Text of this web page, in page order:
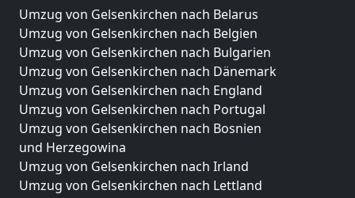
Umzug von Gelsenkirchen nach Belarus
Umzug von Gelsenkirchen nach Belgien
Umzug von Gelsenkirchen nach Bulgarien
Umzug von Gelsenkirchen nach Dänemark
Umzug von Gelsenkirchen nach England
Umzug von Gelsenkirchen nach Portugal
Umzug von Gelsenkirchen nach Bosnien
und Herzegowina
Umzug von Gelsenkirchen nach Irland
Umzug von Gelsenkirchen nach Lettland